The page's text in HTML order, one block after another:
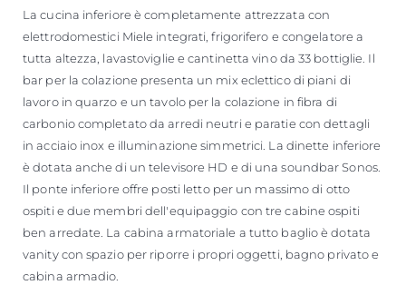
La cucina inferiore è completamente attrezzata con
elettrodomestici Miele integrati, frigorifero e congelatore a
tutta altezza, lavastoviglie e cantinetta vino da 33 bottiglie. Il
bar per la colazione presenta un mix eclettico di piani di
lavoro in quarzo e un tavolo per la colazione in fibra di
carbonio completato da arredi neutri e paratie con dettagli
in acciaio inox e illuminazione simmetrici. La dinette inferiore
è dotata anche di un televisore HD e di una soundbar Sonos.
Il ponte inferiore offre posti letto per un massimo di otto
ospiti e due membri dell'equipaggio con tre cabine ospiti
ben arredate. La cabina armatoriale a tutto baglio è dotata
vanity con spazio per riporre i propri oggetti, bagno privato e
cabina armadio.